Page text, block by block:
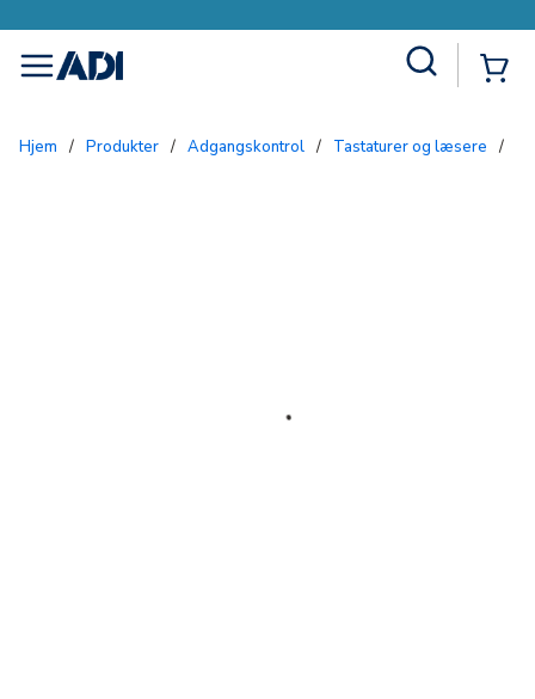
menu
Hjem / Produkter / Adgangskontrol / Tastaturer og læsere /